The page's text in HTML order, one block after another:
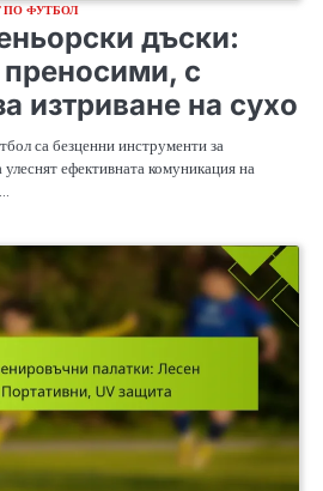
ПО ФУТБОЛ
дъски:
с
изтриване на сухо
са безценни инструменти за
ефективната комуникация на